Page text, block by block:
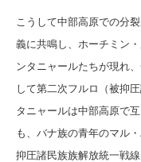
こうして中部高原での分
義に共鳴し、ホーチミン
ンタニャールたちが現れ
して第二次フルロ（被抑
タニャールは中部高原で
も、バナ族の青年のマル
抑圧諸民族族解放統一戦